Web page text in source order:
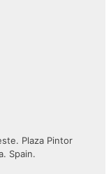
Plaza Pintor
Spain.